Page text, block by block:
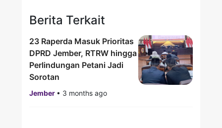
Berita Terkait
23 Raperda Masuk Prioritas
DPRD Jember, RTRW hingga
Perlindungan Petani Jadi
Sorotan
Jember • 3 months ago